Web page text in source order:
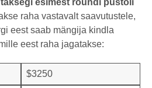
esimest roundi püstoli
raha vastavalt saavutustele,
eest saab mängija kindla
eest raha jagatakse:
$3250